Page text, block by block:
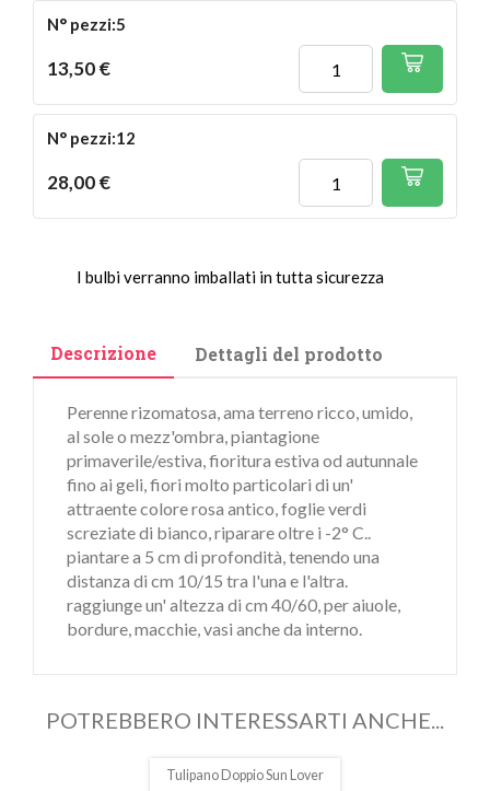
N° pezzi:5
13,50 €
N° pezzi:12
28,00 €
I bulbi verranno imballati in tutta sicurezza
Descrizione Dettagli del prodotto
Perenne rizomatosa, ama terreno ricco, umido,
al sole o mezz'ombra, piantagione
primaverile/estiva, fioritura estiva od autunnale
fino ai geli, fiori molto particolari di un'
attraente colore rosa antico, foglie verdi
screziate di bianco, riparare oltre i -2° C..
piantare a 5 cm di profondità, tenendo una
distanza di cm 10/15 tra l'una e l'altra.
raggiunge un' altezza di cm 40/60, per aiuole,
bordure, macchie, vasi anche da interno.
POTREBBERO INTERESSARTI ANCHE...
Tulipano Doppio Sun Lover